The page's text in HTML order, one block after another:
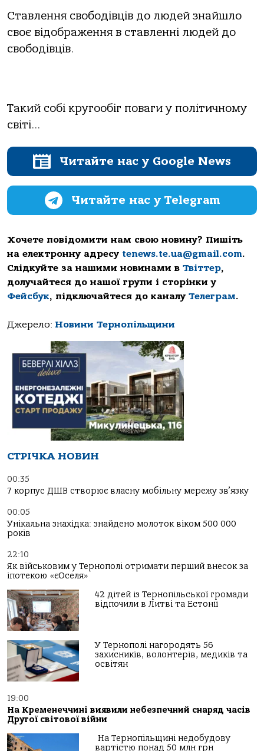
Ставлення свободівців до людей знайшло
своє відображення в ставленні людей до
свободівців.
Такий собі кругообіг поваги у політичному
світі…
Читайте нас у Google News
Читайте нас у Telegram
Хочете повідомити нам свою новину? Пишіть
на електронну адресу tenews.te.ua@gmail.com.
Слідкуйте за нашими новинами в Твіттер,
долучайтеся до нашої групи і сторінки у
Фейсбук, підключайтеся до каналу Телеграм.
Джерело: Новини Тернопільщини
СТРІЧКА НОВИН
00:35
7 корпус ДШВ створює власну мобільну мережу зв’язку
00:05
Унікальна знахідка: знайдено молоток віком 500 000
років
22:10
Як військовим у Тернополі отримати перший внесок за
іпотекою «єОселя»
42 дітей із Тернопільської громади
відпочили в Литві та Естонії
У Тернополі нагородять 56
захисників, волонтерів, медиків та
освітян
19:00
На Кременеччині виявили небезпечний снаряд часів
Другої світової війни
На Тернопільщині недобудову
вартістю понад 50 млн грн